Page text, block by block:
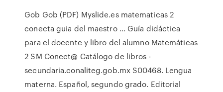
Gob Gob (PDF) Myslide.es matematicas 2
conecta guia del maestro ... Guía didáctica
para el docente y libro del alumno Matemáticas
2 SM Conect@ Catálogo de libros -
secundaria.conaliteg.gob.mx S00468. Lengua
materna. Español, segundo grado. Editorial